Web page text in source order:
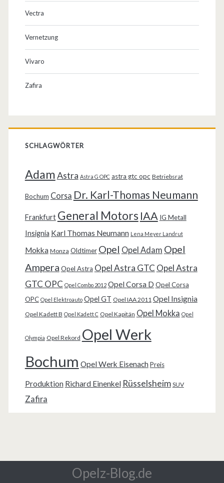
Vectra
Vernetzung
Vivaro
Zafira
SCHLAGWÖRTER
AdamAstra Astra G OPC astra gtc opc Betriebsrat
Bochum Corsa Dr. Karl-Thomas Neumann
Frankfurt General Motors IAA IG Metall
Insignia Karl Thomas Neumann Lena Meyer Landrut
Mokka Monza Oldtimer Opel Opel Adam Opel
Ampera Opel Astra Opel Astra GTC Opel Astra
GTC OPC Opel Combo 2012 Opel Corsa D Opel Corsa
OPC Opel Elektroauto Opel GT Opel IAA 2011 Opel Insignia
Opel Kadett B Opel Kadett C Opel Kapitän Opel Mokka Opel
Olympia Opel Rekord Opel Werk
Bochum Opel Werk Eisenach Preis
Produktion Richard Einenkel Rüsselsheim SUV
Zafira
Opelz-Blog.de